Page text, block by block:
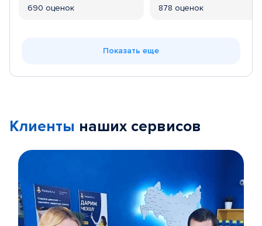
690 оценок 878 оценок
Показать еще
Клиенты наших сервисов